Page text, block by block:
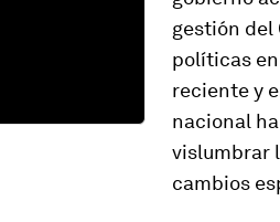
gestión del
políticas
reciente y
nacional
vislumbrar
cambios